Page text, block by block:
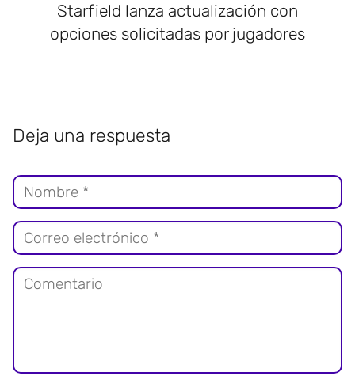
Starfield lanza actualización con
opciones solicitadas por jugadores
Deja una respuesta